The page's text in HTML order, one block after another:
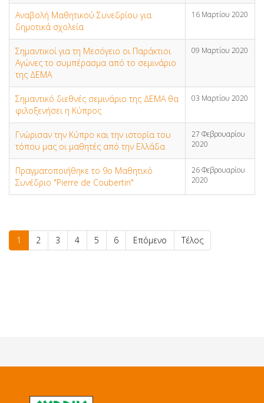
Αναβολή Μαθητικού Συνεδρίου για
δημοτικά σχολεία
16 Μαρτίου 2020
Σημαντικοί για τη Μεσόγειο οι Παράκτιοι
Αγώνες το συμπέρασμα από το σεμινάριο
της ΔΕΜΑ
09 Μαρτίου 2020
Σημαντικό διεθνές σεμινάριο της ΔΕΜΑ θα
φιλοξενήσει η Κύπρος
03 Μαρτίου 2020
Γνώρισαν την Κύπρο και την ιστορία του
τόπου μας οι μαθητές από την Ελλάδα
27 Φεβρουαρίου
2020
Πραγματοποιήθηκε το 9ο Μαθητικό
Συνέδριο "Pierre de Coubertin"
26 Φεβρουαρίου
2020
1 2 3 4 5 6 Επόμενο Τέλος